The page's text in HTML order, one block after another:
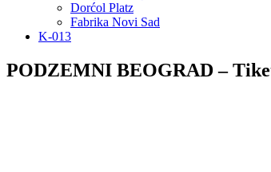
Dorćol Platz
Fabrika Novi Sad
K-013
PODZEMNI BEOGRAD –